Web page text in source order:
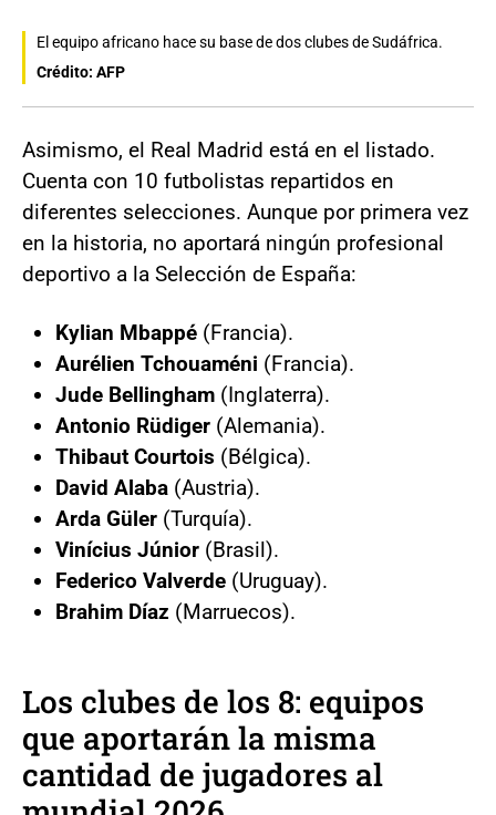
El equipo africano hace su base de dos clubes de Sudáfrica.
Crédito: AFP
Asimismo, el Real Madrid está en el listado.
Cuenta con 10 futbolistas repartidos en
diferentes selecciones. Aunque por primera vez
en la historia, no aportará ningún profesional
deportivo a la Selección de España:
Kylian Mbappé (Francia).
Aurélien Tchouaméni (Francia).
Jude Bellingham (Inglaterra).
Antonio Rüdiger (Alemania).
Thibaut Courtois (Bélgica).
David Alaba (Austria).
Arda Güler (Turquía).
Vinícius Júnior (Brasil).
Federico Valverde (Uruguay).
Brahim Díaz (Marruecos).
Los clubes de los 8: equipos
que aportarán la misma
cantidad de jugadores al